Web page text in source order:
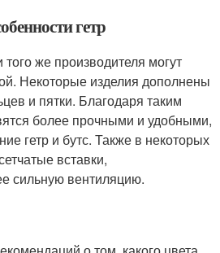
гетр
же производителя могут
Некоторые изделия дополнены
и пятки. Благодаря таким
более прочными и удобными,
гетр и бутс. Также в некоторых
вставки,
сильную вентиляцию.